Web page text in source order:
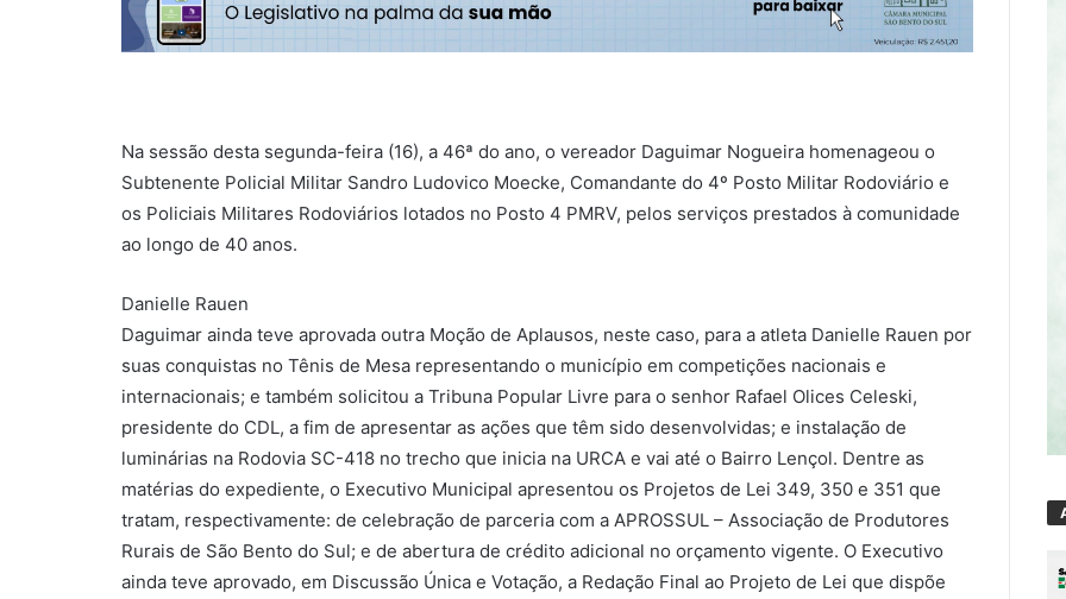
Na sessão desta segunda-feira (16), a 46ª do ano, o vereador Daguimar Nogueira homenageou o
Subtenente Policial Militar Sandro Ludovico Moecke, Comandante do 4º Posto Militar Rodoviário e
os Policiais Militares Rodoviários lotados no Posto 4 PMRV, pelos serviços prestados à comunidade
ao longo de 40 anos.
Danielle Rauen
Daguimar ainda teve aprovada outra Moção de Aplausos, neste caso, para a atleta Danielle Rauen por
suas conquistas no Tênis de Mesa representando o município em competições nacionais e
internacionais; e também solicitou a Tribuna Popular Livre para o senhor Rafael Olices Celeski,
presidente do CDL, a fim de apresentar as ações que têm sido desenvolvidas; e instalação de
luminárias na Rodovia SC-418 no trecho que inicia na URCA e vai até o Bairro Lençol. Dentre as
matérias do expediente, o Executivo Municipal apresentou os Projetos de Lei 349, 350 e 351 que
tratam, respectivamente: de celebração de parceria com a APROSSUL – Associação de Produtores
Rurais de São Bento do Sul; e de abertura de crédito adicional no orçamento vigente. O Executivo
ainda teve aprovado, em Discussão Única e Votação, a Redação Final ao Projeto de Lei que dispõe